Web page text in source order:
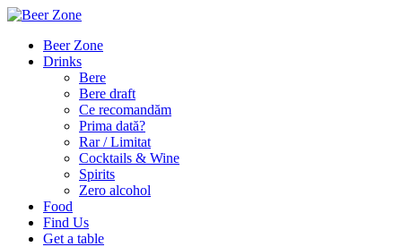
Beer Zone
Drinks
Bere
Bere draft
Ce recomandăm
Prima dată?
Rar / Limitat
Cocktails & Wine
Spirits
Zero alcohol
Food
Find Us
Get a table